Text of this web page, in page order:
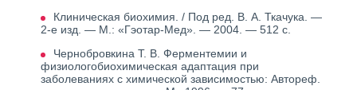
Клиническая биохимия. / Под ред. В. А. Ткачука. —
2-е изд. — М.: «Гэотар-Мед». — 2004. — 512 с.
Чернобровкина Т. В. Ферментемии и
физиологобиохимическая адаптация при
заболеваниях с химической зависимостью: Автореф.